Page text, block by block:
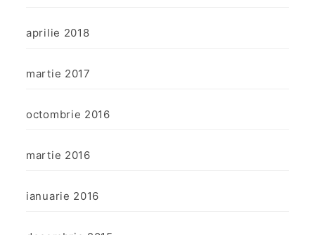
aprilie 2018
martie 2017
octombrie 2016
martie 2016
ianuarie 2016